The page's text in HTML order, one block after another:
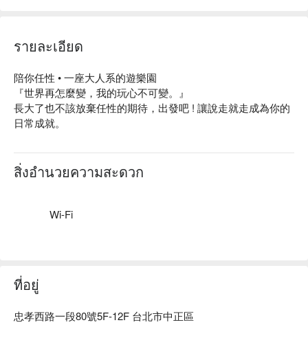
รายละเอียด
陪你任性 • 一座大人系的遊樂園
『世界再怎麼變，我的玩心不可變。』
長大了也不該放棄任性的期待，出發吧 ! 讓說走就走成為你的
日常成就。
行者從來不會滿足於終點，停留也隨心，所以你選擇的冒險總
是比別人特別一點。
景，驚呼聲隨著透明屋旋轉，樂趣的味道瀰漫全場，聚樂堡壘
讓你我戲玩不停歇。
在這裡，你可以好好感受那些被現實偷走的少時夢，舉辦一場
สิ่งอำนวยความสะดวก
Wi-Fi
ที่อยู่
忠孝西路一段80號5F-12F 台北市中正區